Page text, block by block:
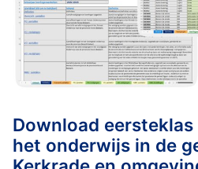
Download
het onderwijs in de